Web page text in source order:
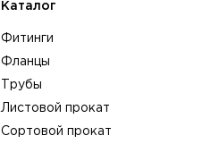
Каталог
Фитинги
Фланцы
Трубы
Листовой прокат
Сортовой прокат